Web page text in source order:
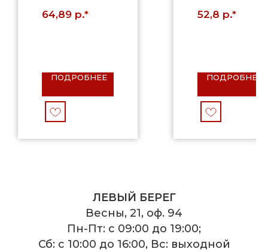
64,89 р.*
ПОДРОБНЕЕ
52,8 р.*
ПОДРОБНЕЕ
ЛЕВЫЙ БЕРЕГ
Весны, 21, оф. 94
Пн-Пт: с 09:00 до 19:00;
Сб: с 10:00 до 16:00, Вс: выходной